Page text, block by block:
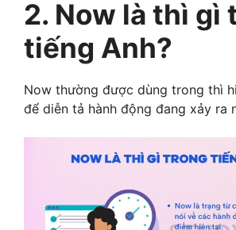
2. Now là thì gì
tiếng Anh?
Now thường được dùng trong thì
để diễn tả hành động đang xảy ra